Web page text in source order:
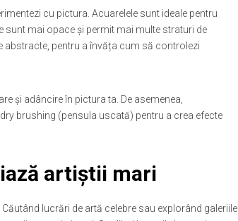
cu pictura. Acuarelele sunt ideale pentru
sunt mai opace și permit mai multe straturi de
pentru a învăța cum să controlezi
și adâncire în pictura ta. De asemenea,
brushing (pensula uscată) pentru a crea efecte
artiștii mari
lucrări de artă celebre sau explorând galeriile